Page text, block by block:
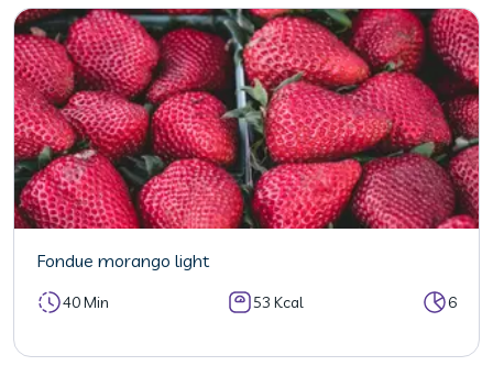
Fondue morango light
40 Min 53 Kcal 6